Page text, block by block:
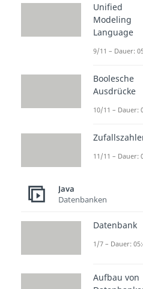
Unified
Modeling
Language
9/11 – Dauer:
Boolesche
Ausdrücke
10/11 – Dauer:
11/11 – Dauer:
Java
Datenbanken
Datenbank
1/7 – Dauer:
Aufbau von